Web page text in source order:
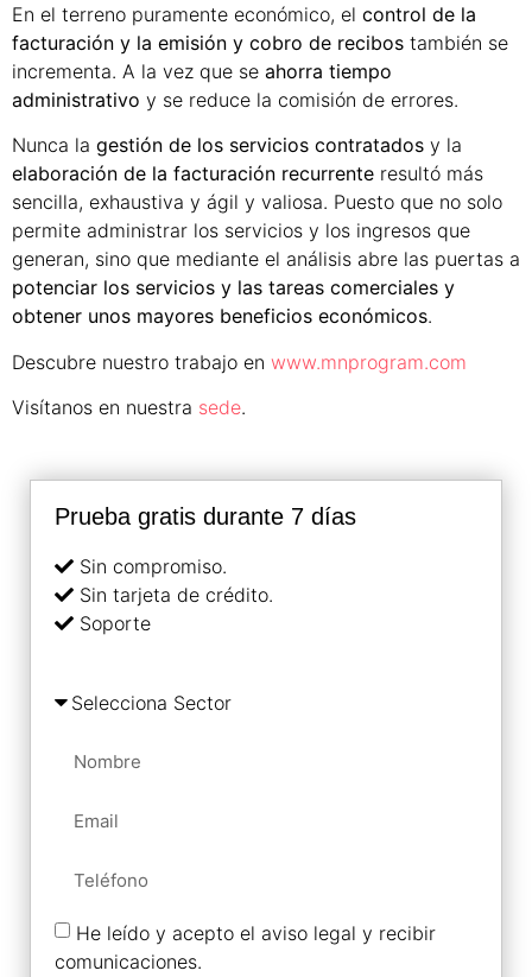
En el terreno puramente económico, el control de la
facturación y la emisión y cobro de recibos también se
incrementa. A la vez que se ahorra tiempo
administrativo y se reduce la comisión de errores.
Nunca la gestión de los servicios contratados y la
elaboración de la facturación recurrente resultó más
sencilla, exhaustiva y ágil y valiosa. Puesto que no solo
permite administrar los servicios y los ingresos que
generan, sino que mediante el análisis abre las puertas a
potenciar los servicios y las tareas comerciales y
obtener unos mayores beneficios económicos.
Descubre nuestro trabajo en www.mnprogram.com
Visítanos en nuestra sede.
Prueba gratis durante 7 días
Sin compromiso.
Sin tarjeta de crédito.
Soporte
He leído y acepto el aviso legal y recibir
comunicaciones.